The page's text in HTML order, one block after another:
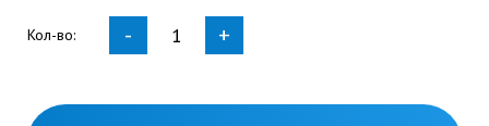
Кол-во: - +